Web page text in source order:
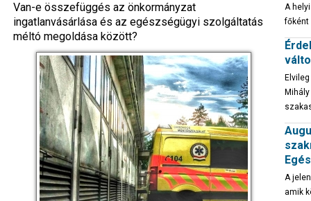
Van-e összefüggés az önkormányzat
ingatlanvásárlása és az egészségügyi szolgáltatás
méltó megoldása között?
A
főként
A
amik